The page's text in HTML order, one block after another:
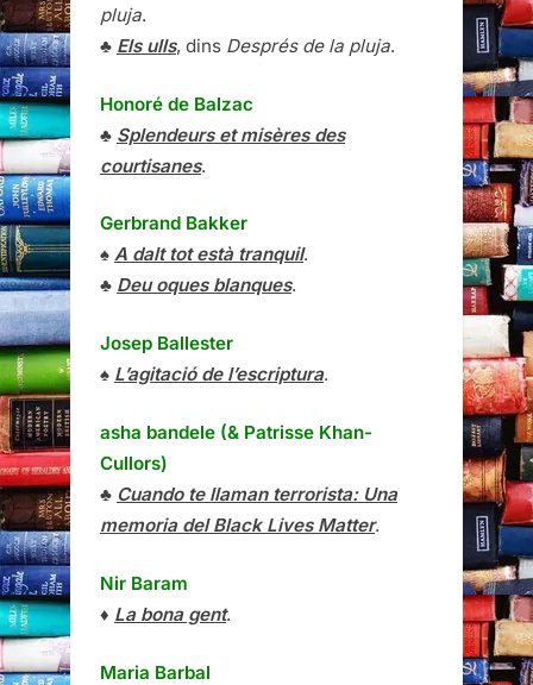
pluja.
♣ Els ulls, dins Després de la pluja.
Honoré de Balzac
♣ Splendeurs et misères des
courtisanes.
Gerbrand Bakker
♠ A dalt tot està tranquil.
♣ Deu oques blanques.
Josep Ballester
♠ L’agitació de l’escriptura.
asha bandele (& Patrisse Khan-
Cullors)
♣ Cuando te llaman terrorista: Una
memoria del Black Lives Matter.
Nir Baram
♦ La bona gent.
Maria Barbal